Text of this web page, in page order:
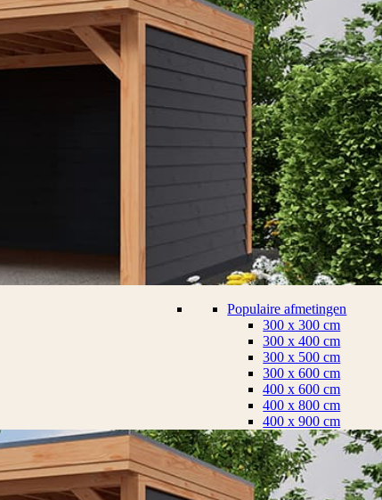
Populaire afmetingen
300 x 300 cm
300 x 400 cm
300 x 500 cm
300 x 600 cm
400 x 600 cm
400 x 800 cm
400 x 900 cm